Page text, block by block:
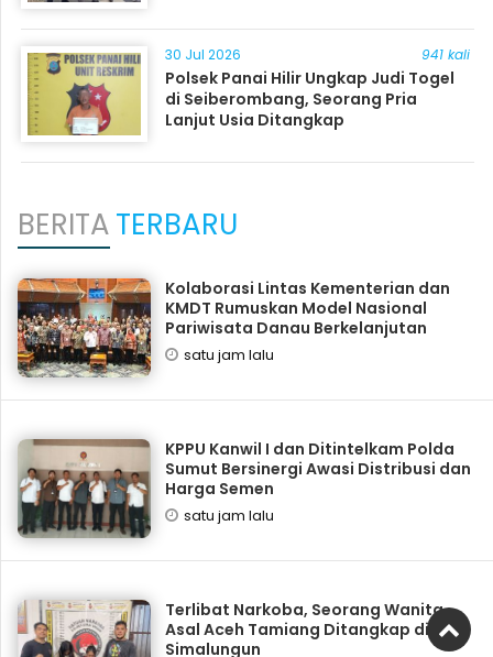
30 Jul 2026 941 kali
Polsek Panai Hilir Ungkap Judi Togel
di Seiberombang, Seorang Pria
Lanjut Usia Ditangkap
BERITATERBARU
Kolaborasi Lintas Kementerian dan
KMDT Rumuskan Model Nasional
Pariwisata Danau Berkelanjutan
satu jam lalu
KPPU Kanwil I dan Ditintelkam Polda
Sumut Bersinergi Awasi Distribusi dan
Harga Semen
satu jam lalu
Terlibat Narkoba, Seorang Wanita
Asal Aceh Tamiang Ditangkap di
Simalungun